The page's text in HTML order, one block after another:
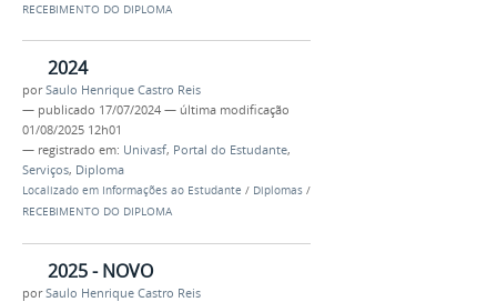
RECEBIMENTO DO DIPLOMA
2024
porSaulo Henrique Castro Reis
— publicado 17/07/2024 — última modificação
01/08/2025 12h01
— registrado em: Univasf, Portal do Estudante,
Serviços, Diploma
Localizado em Informações ao Estudante / Diplomas /
RECEBIMENTO DO DIPLOMA
2025 - NOVO
porSaulo Henrique Castro Reis